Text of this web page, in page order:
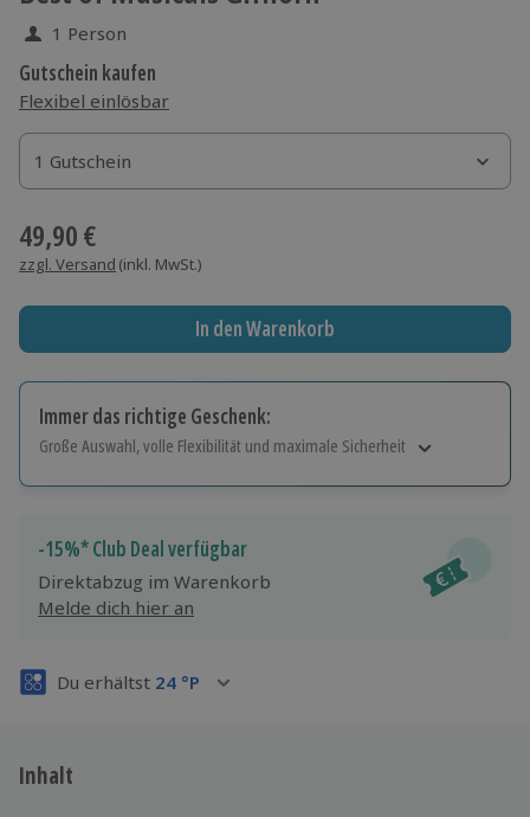
1 Person
Gutschein kaufen
Flexibel einlösbar
1 Gutschein
1 Gutschein
1 Gutschein
49,90 €
zzgl. Versand (inkl. MwSt.)
In den Warenkorb
Immer das richtige Geschenk:
Große Auswahl, volle Flexibilität und maximale Sicherheit
Jeder Gutschein für alle Erlebnisse einlösbar.
Maximale Sicherheit
3 Jahre gültig & verlängerbar.
-15%* Club Deal verfügbar
Direktabzug im Warenkorb
Melde dich hier an
Du erhältst 24 °P
Inhalt